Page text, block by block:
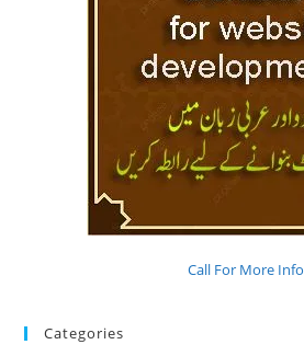
Call For More Info
Categories